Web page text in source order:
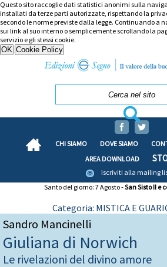
Questo sito raccoglie dati statistici anonimi sulla
installati da terze parti autorizzate, rispettando la
secondo le norme previste dalla legge. Continuando a
sui link al suo interno o semplicemente scrollando la
servizio e gli stessi cookie.
CHI SIAMO DOVE SIAMO
AREA DOWNLOAD
Iscriviti alla mailing
Santo del giorno: 7 Agosto -San Sisto II e
Categoria: MISTICA E
Sandro Mancinelli
Giuliana di Norwich
Le rivelazioni del divino amore